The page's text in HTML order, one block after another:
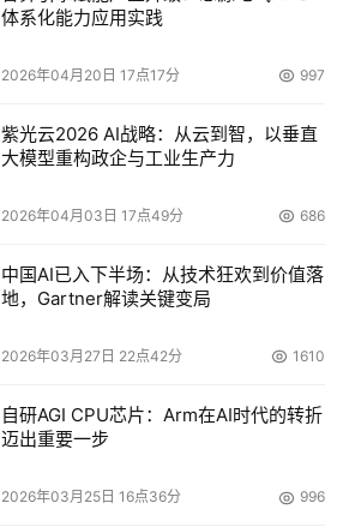
体系化能力应用实践
2026年04月20日 17点17分 997
紫光云2026 AI战略：从云到智，以垂直
大模型重构政企与工业生产力
2026年04月03日 17点49分 686
中国AI已入下半场：从技术狂欢到价值落
地，Gartner解读关键变局
2026年03月27日 22点42分 1610
自研AGI CPU芯片：Arm在AI时代的转折
迈出重要一步
2026年03月25日 16点36分 996